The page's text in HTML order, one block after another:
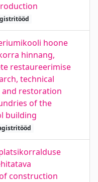
hoone
hinnang,
restaureerimise
technical
and restoration
of the
building
construction